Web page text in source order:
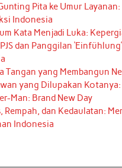
Pita ke Umur
Indonesia
Kata Menjadi Luka:
dan Panggilan
Tangan yang Membangun
yang Dilupakan
Man: Brand New Day
Rempah, dan Kedaulatan:
Indonesia